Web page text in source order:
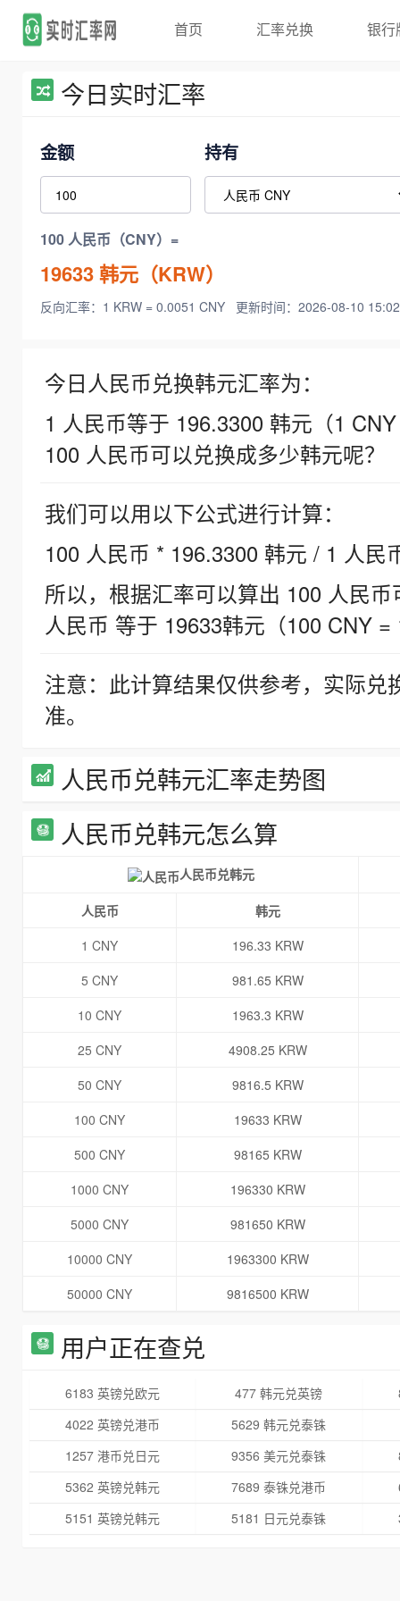
首页 汇率兑换 银行
今日实时汇率
金额 持有
100 人民币（CNY）=
19633韩元（KRW）
反向汇率：1 KRW = 0.0051 CNY 更新时间：2026-08-10
今日人民币兑换韩元汇率为：
1 人民币等于 196.3300 韩元（1
100 人民币可以兑换成多少韩元呢？
我们可以用以下公式进行计算：
100 人民币 * 196.3300 韩元 / 1 人民
所以，根据汇率可以算出 100 人民
人民币 等于 19633韩元（100 CNY =
注意：此计算结果仅供参考，实际
准。
人民币兑韩元汇率走势图
人民币兑韩元怎么算
人民币兑韩元
人民币
韩元
1 CNY
196.33 KRW
5 CNY
981.65 KRW
10 CNY
1963.3 KRW
25 CNY
4908.25 KRW
50 CNY
9816.5 KRW
100 CNY
19633 KRW
500 CNY
98165 KRW
1000 CNY
196330 KRW
5000 CNY
981650 KRW
10000 CNY
1963300 KRW
50000 CNY
9816500 KRW
用户正在查兑
6183 英镑兑欧元 477 韩元兑英镑
4022 英镑兑港币
5629 韩元兑泰铢
1257 港币兑日元
9356 美元兑泰铢
5362 英镑兑韩元
7689 泰铢兑港币
5151 英镑兑韩元
5181 日元兑泰铢